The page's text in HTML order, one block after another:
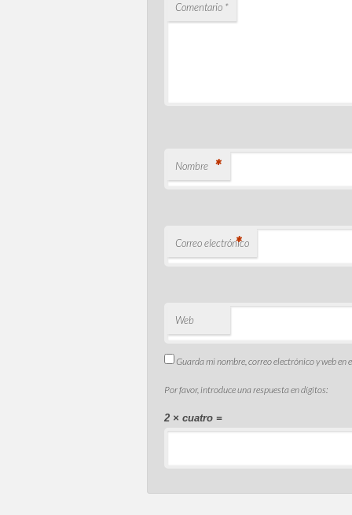
Comentario *
Nombre *
Correo electrónico
*
Web
Guarda mi nombre, correo electrónico y web en
Por favor, introduce una respuesta en dígitos:
2 × cuatro =